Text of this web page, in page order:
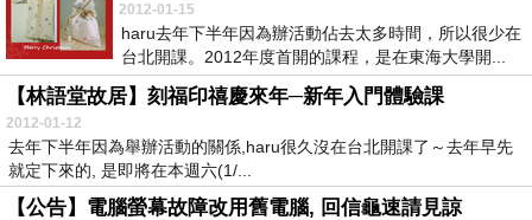
2012-01-15
haru去年下半年因為辦活動佔去太多時間，所以很少在
台北開課。2012年度首開的課程，是在東海大學開...
【林語堂故居】刻福印禧慶來年─新年入門體驗課
2012-01-12
去年下半年因為舉辦活動的關係,haru很久沒在台北開課了～去年早先
就定下來的, 是即將在本週六(1/...
【公告】電腦螢幕故障改用舊電腦, 回信龜速請見諒